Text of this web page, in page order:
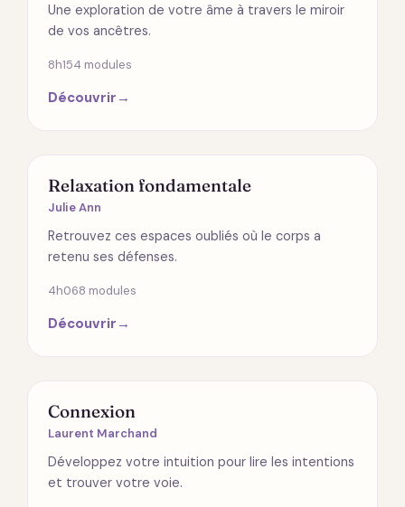
Une exploration de votre âme à travers le miroir
de vos ancêtres.
8h154 modules
Découvrir →
SPIRITUALITÉ
Relaxation fondamentale
Julie Ann
Retrouvez ces espaces oubliés où le corps a
retenu ses défenses.
4h068 modules
Découvrir →
RELATIONS
Connexion
Laurent Marchand
Développez votre intuition pour lire les intentions
et trouver votre voie.